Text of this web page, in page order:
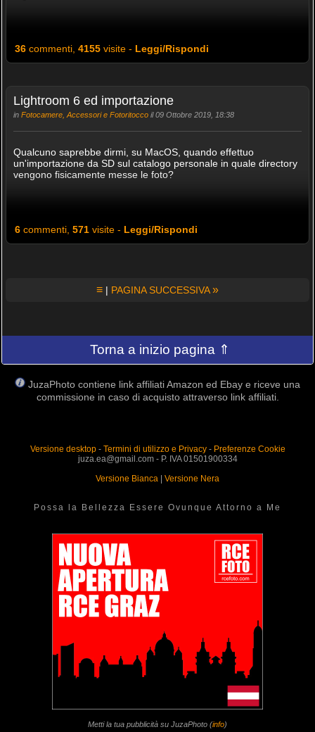
36commenti, 4155visite - Leggi/Rispondi
Lightroom 6 ed importazione
in Fotocamere, Accessori e Fotoritoccoil 09 Ottobre 2019, 18:38
Qualcuno saprebbe dirmi, su MacOS, quando effettuo
un'importazione da SD sul catalogo personale in quale directory
vengono fisicamente messe le foto?
6commenti, 571visite - Leggi/Rispondi
≡ | PAGINA SUCCESSIVA»
Torna a inizio pagina ⇑
JuzaPhoto contiene link affiliati Amazon ed Ebay e riceve una
commissione in caso di acquisto attraverso link affiliati.
Versione desktop- Termini di utilizzo e Privacy- Preferenze Cookie
juza.ea@gmail.com - P. IVA 01501900334
Versione Bianca
Versione Nera
Possa la Bellezza Essere Ovunque Attorno a Me
Metti la tua pubblicità su JuzaPhoto (info)